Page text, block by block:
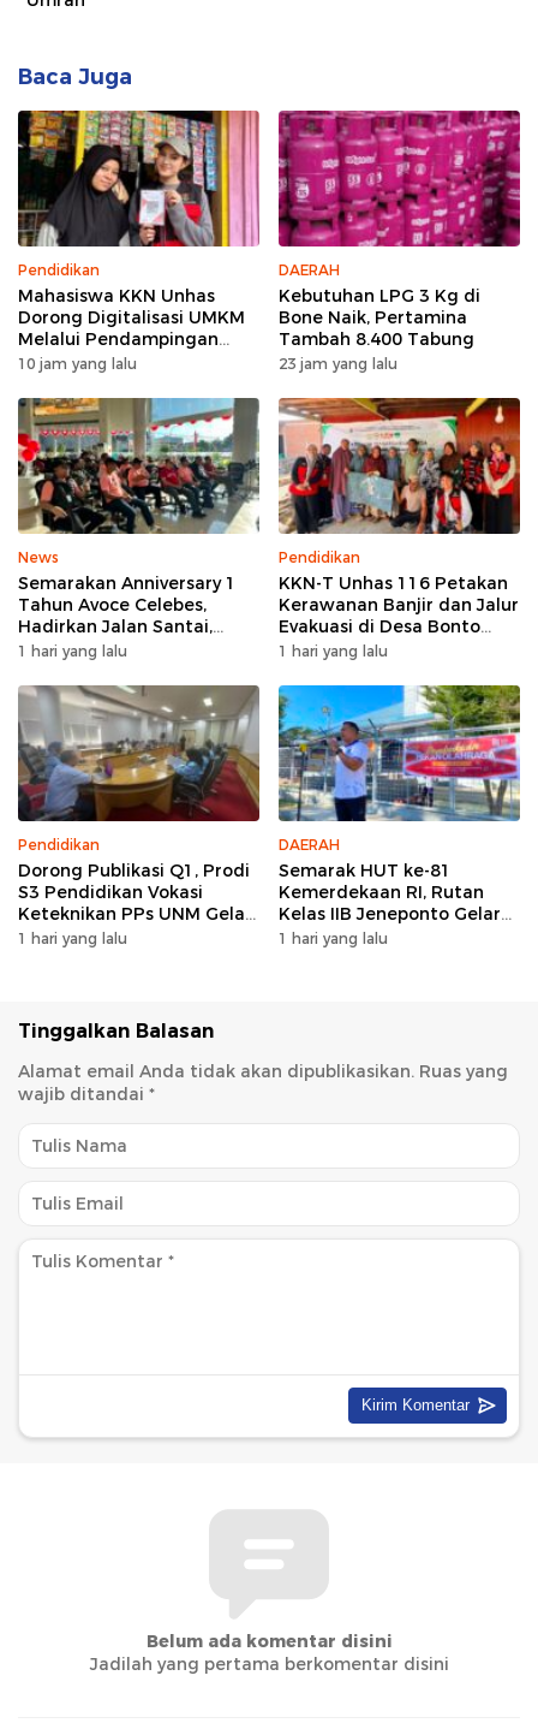
Baca Juga
Pendidikan
Mahasiswa KKN Unhas
Dorong Digitalisasi UMKM
Melalui Pendampingan
Pembuatan QRIS di Desa
10 jam yang lalu
DAERAH
Kebutuhan LPG 3 Kg di
Bone Naik, Pertamina
Tambah 8.400 Tabung
23 jam yang lalu
News
Semarakan Anniversary 1
Tahun Avoce Celebes,
Hadirkan Jalan Santai,
Bakti Sosial, dan Hiburan
1 hari yang lalu
Pendidikan
KKN-T Unhas 116 Petakan
Kerawanan Banjir dan Jalur
Evakuasi di Desa Bonto
Tallasa
1 hari yang lalu
Pendidikan
Dorong Publikasi Q1, Prodi
S3 Pendidikan Vokasi
Keteknikan PPs UNM Gelar
Workshop Artikel Ilmiah
1 hari yang lalu
DAERAH
Semarak HUT ke-81
Kemerdekaan RI, Rutan
Kelas IIB Jeneponto Gelar
Upacara Pembukaan Pekan
1 hari yang lalu
Tinggalkan Balasan
Alamat email Anda tidak akan dipublikasikan. Ruas yang
wajib ditandai *
Belum ada komentar disini
Jadilah yang pertama berkomentar disini